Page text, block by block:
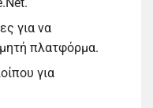
για να
πλατφόρμα.
για